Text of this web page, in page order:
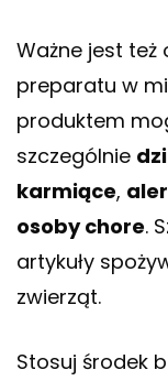
Ważne jest też
preparatu w
produktem
szczególnie
karmiące,
osoby chore.
artykuły
zwierząt.
Stosuj środek